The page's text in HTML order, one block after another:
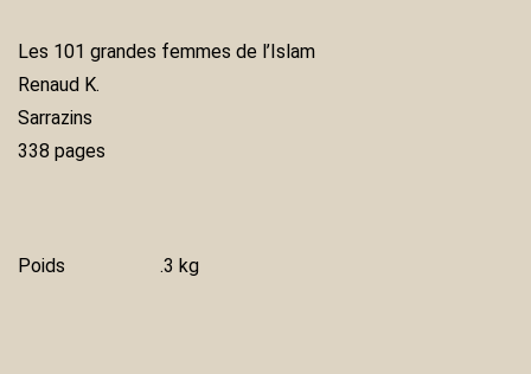
Les 101 grandes femmes de l’Islam
Renaud K.
Sarrazins
338 pages
Poids .3 kg